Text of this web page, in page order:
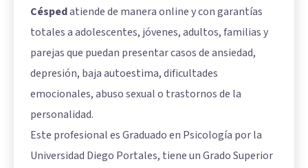
Céspedatiende de manera online y con garantías
totales a adolescentes, jóvenes, adultos, familias y
parejas que puedan presentar casos de ansiedad,
depresión, baja autoestima, dificultades
emocionales, abuso sexual o trastornos de la
personalidad.
Este profesional es Graduado en Psicología por la
Universidad Diego Portales, tiene un Grado Superior